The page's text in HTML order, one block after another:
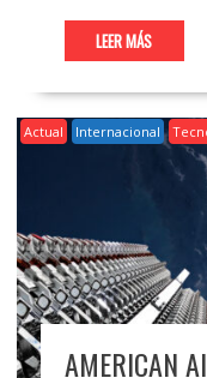
ac
e
b
o
h
at
s
A
p
LEER MÁS
Actual Internacional
AMERICAN